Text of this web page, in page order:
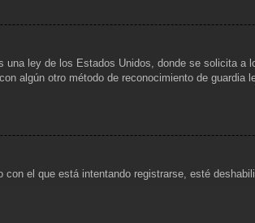
ley de los Estados Unidos, donde se solicita
algún otro método de reconocimiento de guardia
el que está intentando registrarse, esté